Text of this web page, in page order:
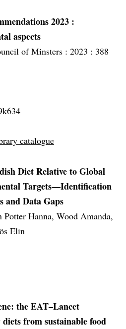
2023 :
aspects
of Minsters : 2023 : 388
catalogue
Diet Relative to Global
Targets—Identification
Data Gaps
Hanna, Wood Amanda,
Elin
the EAT–Lancet
from sustainable food